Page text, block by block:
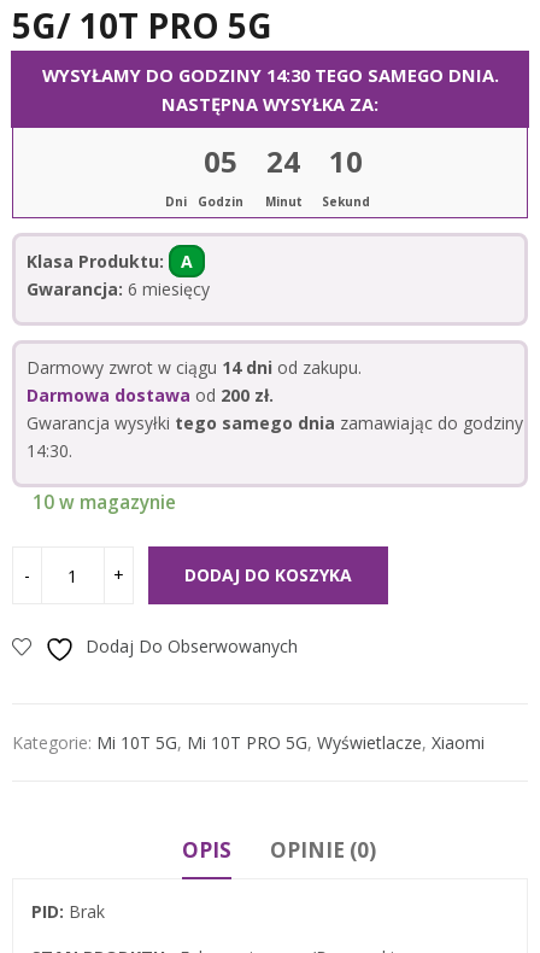
5G/ 10T PRO 5G
WYSYŁAMY DO GODZINY 14:30 TEGO SAMEGO DNIA.
NASTĘPNA WYSYŁKA ZA:
Dni
05
Godzin
24
Minut
10
Sekund
Klasa Produktu:
A
Gwarancja: 6 miesięcy
Darmowy zwrot w ciągu 14 dni od zakupu.
Darmowa dostawa od 200 zł.
Gwarancja wysyłki tego samego dnia zamawiając do godziny
14:30.
10 w magazynie
DODAJ DO KOSZYKA
Dodaj Do Obserwowanych
Kategorie: Mi 10T 5G, Mi 10T PRO 5G, Wyświetlacze, Xiaomi
OPIS OPINIE (0)
PID: Brak